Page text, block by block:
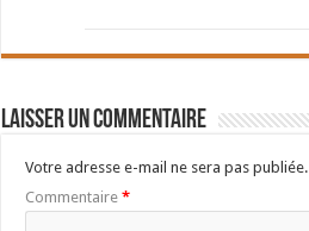
Laisser un commentaire
Votre adresse e-mail ne sera pas publiée.
Commentaire *